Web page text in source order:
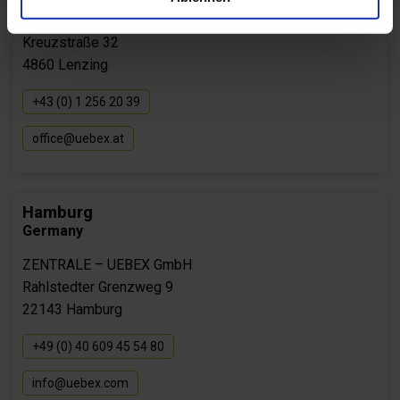
COMPETENCE CENTER
Kreuzstraße 32
4860 Lenzing
+43 (0) 1 256 20 39
office@uebex.at
Hamburg
Germany
ZENTRALE – UEBEX GmbH
Rahlstedter Grenzweg 9
22143 Hamburg
+49 (0) 40 609 45 54 80
info@uebex.com